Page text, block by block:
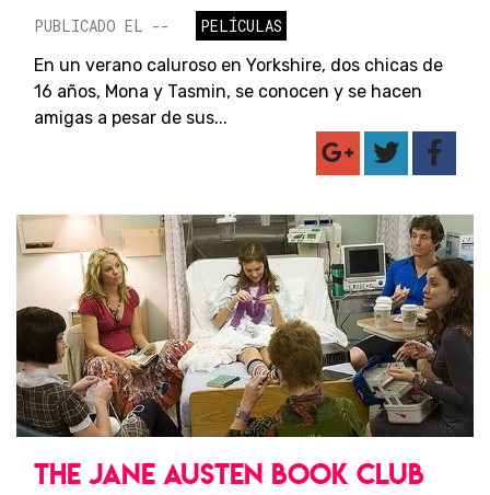
PUBLICADO EL --
PELÍCULAS
En un verano caluroso en Yorkshire, dos chicas de
16 años, Mona y Tasmin, se conocen y se hacen
amigas a pesar de sus...
THE JANE AUSTEN BOOK CLUB